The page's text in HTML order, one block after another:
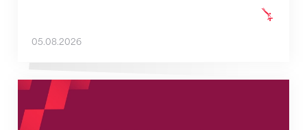
05.08.2026
Nouveaux horaires du secrétariat dès le 1er août